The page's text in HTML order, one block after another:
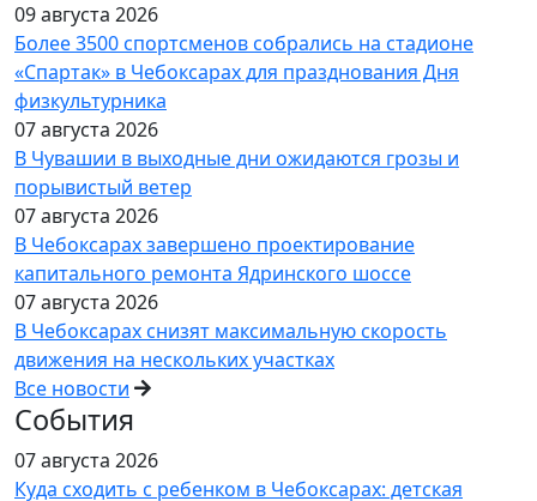
09 августа 2026
Более 3500 спортсменов собрались на стадионе
«Спартак» в Чебоксарах для празднования Дня
физкультурника
07 августа 2026
В Чувашии в выходные дни ожидаются грозы и
порывистый ветер
07 августа 2026
В Чебоксарах завершено проектирование
капитального ремонта Ядринского шоссе
07 августа 2026
В Чебоксарах снизят максимальную скорость
движения на нескольких участках
Все новости
События
07 августа 2026
Куда сходить с ребенком в Чебоксарах: детская